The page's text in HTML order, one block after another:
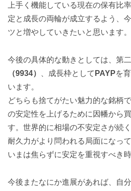
上手く機能している現在の保有比
定と成長の両輪が成立するよう、
ツと増やしていきたいと思います。
今後の具体的な動きとしては、第
（9934）
、成長枠として PAYPを
います。
どちらも捨てがたい魅力的な銘柄
の安定性を上げるために因幡から
す。世界的に相場の不安定さが続
耐久力がより問われる局面になっ
いまは焦らずに安定を重視すべき
今後またなにか進展があれば、自